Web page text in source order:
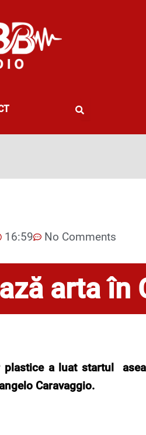
16:59 No Comments
arta în
plastice a luat startul
Caravaggio.